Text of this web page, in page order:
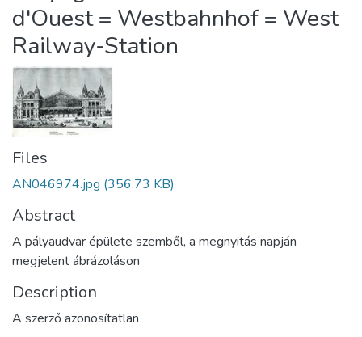
About us
d'Ouest = Westbahnhof = West
Railway-Station
Files
AN046974.jpg (356.73 KB)
Abstract
A pályaudvar épülete szemből, a megnyitás napján
megjelent ábrázoláson
Description
A szerző azonosítatlan